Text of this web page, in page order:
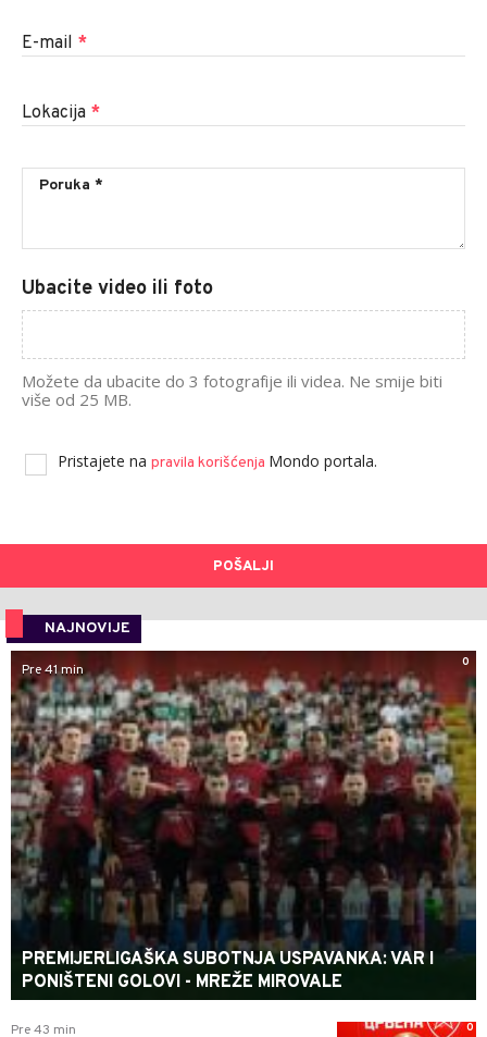
E-mail *
Lokacija *
Ubacite video ili foto
Možete da ubacite do 3 fotografije ili videa. Ne smije biti
više od 25 MB.
Pristajete na pravila korišćenja Mondo portala.
POŠALJI
NAJNOVIJE
0
Pre 41 min
PREMIJERLIGAŠKA SUBOTNJA USPAVANKA: VAR I
PONIŠTENI GOLOVI - MREŽE MIROVALE
0
Pre 43 min